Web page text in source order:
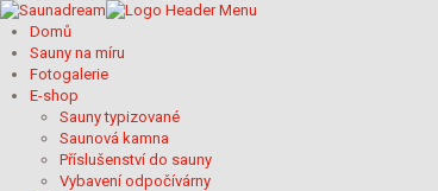
Domů
Sauny na míru
Fotogalerie
E-shop
Sauny typizované
Saunová kamna
Příslušenství do sauny
Vybavení odpočívárny